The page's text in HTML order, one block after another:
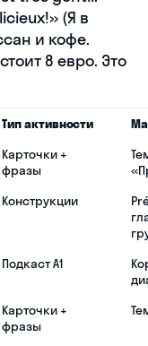
(Я в
и кофе.
8 евро. Это
Тип активности
Карточки +
фразы
Конструкции
Подкаст A1
Карточки +
фразы